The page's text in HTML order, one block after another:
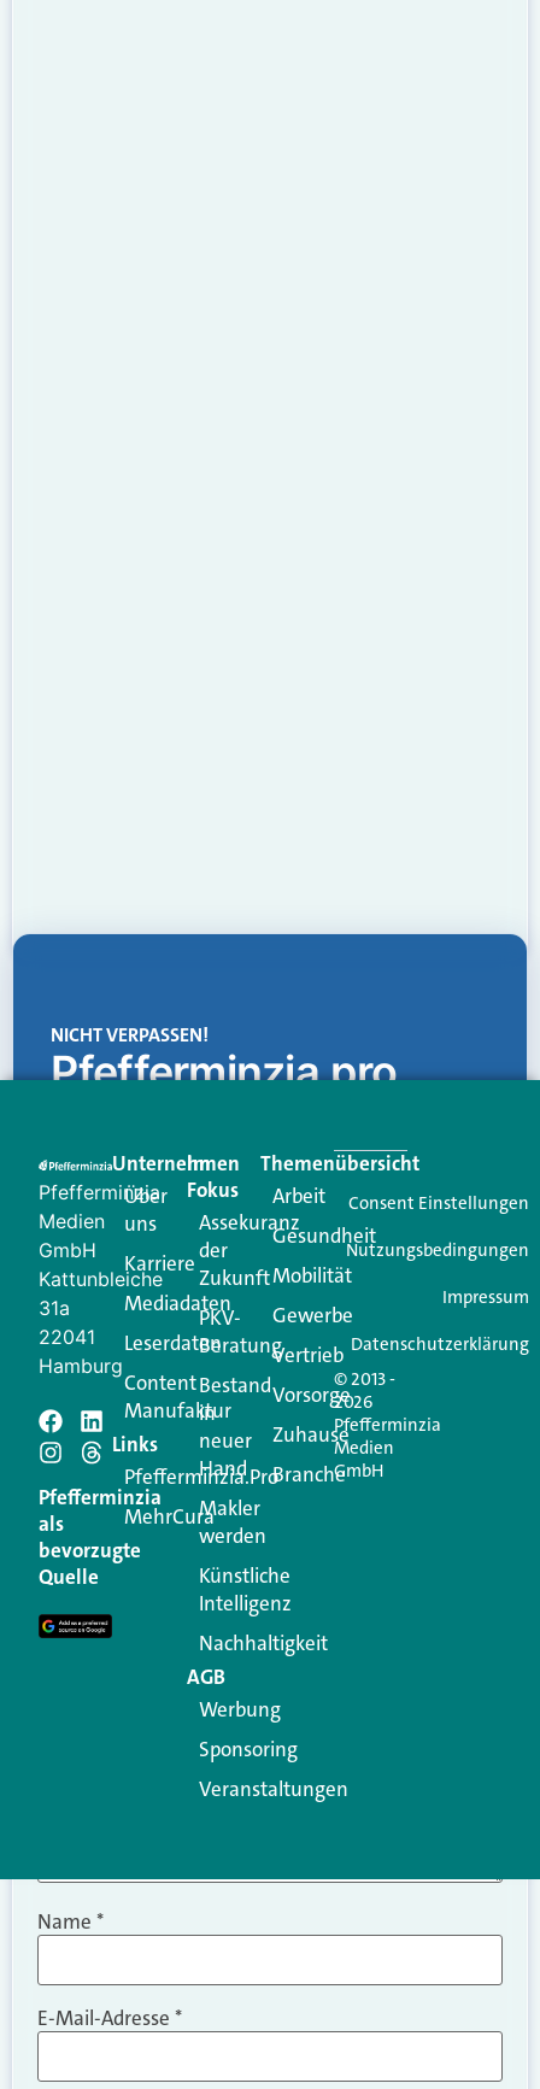
NICHT VERPASSEN!
Pfefferminzia.pro
Creator für Ihre Kundenkommunikation. Alles, was
Ihren Vertriebsalltag leichter macht. Mit nur einem
Login.
Jetzt anmelden
Schreiben Sie einen
Kommentar
Ihre E-Mail-Adresse wird nicht veröffentlicht.
Erforderliche Felder sind mit
Kommentar
Name *
E-Mail-Adresse *
Pfefferminzia
Medien
GmbH
Kattunbleiche
31a
22041
Hamburg
Pfefferminzia
als
bevorzugte
Quelle
Unternehmen
Über
uns
Karriere
Mediadaten
Leserdaten
Content
Manufaktur
Links
Pfefferminzia.Pro
MehrCura
Im
Fokus
Assekuranz
der
Zukunft
PKV-
Beratung
Bestand
in
neuer
Hand
Makler
werden
Künstliche
Intelligenz
Nachhaltigkeit
AGB
Werbung
Sponsoring
Veranstaltungen
Themenübersicht
Arbeit
Gesundheit
Mobilität
Gewerbe
Vertrieb
Vorsorge
Zuhause
Branche
© 2013 -
2026
Pfefferminzia
Medien
GmbH
Consent Einstellungen
Nutzungsbedingungen
Impressum
Datenschutzerklärung